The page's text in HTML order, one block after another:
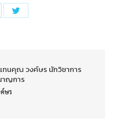
Share
ทนคุณ วงค์ษร นักวิชาการ
าญการ
ษร